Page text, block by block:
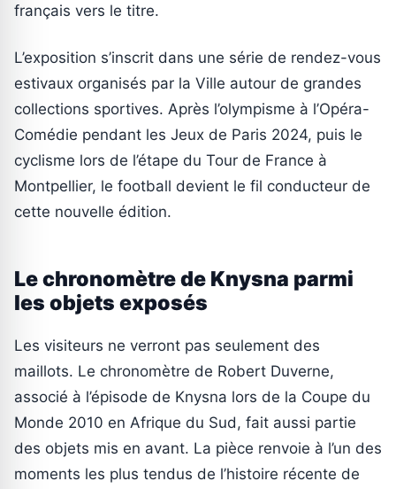
français vers le titre.
L’exposition s’inscrit dans une série de rendez-vous
estivaux organisés par la Ville autour de grandes
collections sportives. Après l’olympisme à l’Opéra-
Comédie pendant les Jeux de Paris 2024, puis le
cyclisme lors de l’étape du Tour de France à
Montpellier, le football devient le fil conducteur de
cette nouvelle édition.
Le chronomètre de Knysna parmi
les objets exposés
Les visiteurs ne verront pas seulement des
maillots. Le chronomètre de Robert Duverne,
associé à l’épisode de Knysna lors de la Coupe du
Monde 2010 en Afrique du Sud, fait aussi partie
des objets mis en avant. La pièce renvoie à l’un des
moments les plus tendus de l’histoire récente de